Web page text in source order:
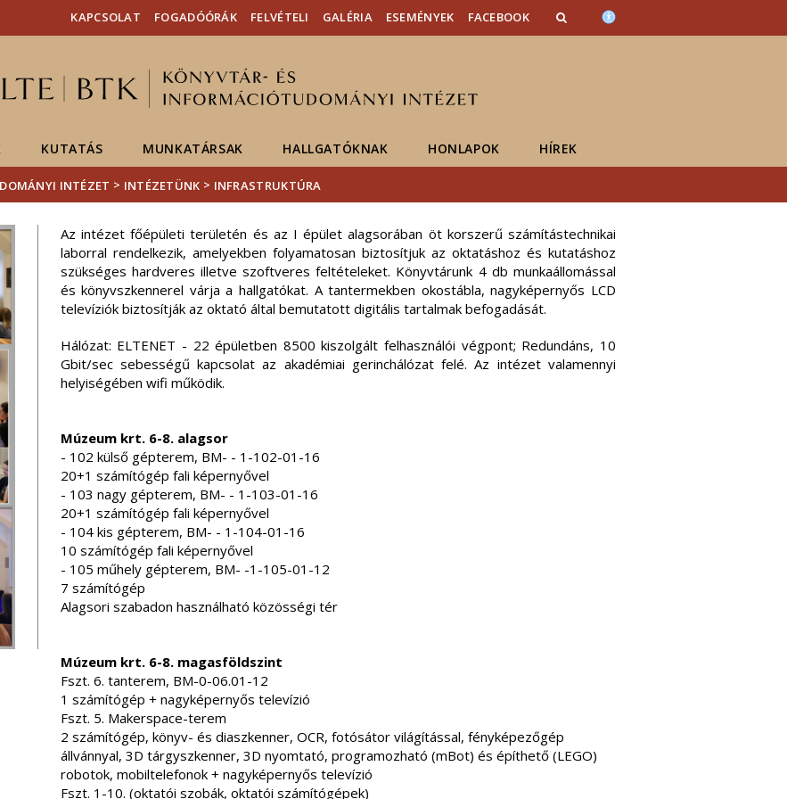
Hírek
Események
ELTE a
KAPCSOLAT FOGADÓÓRÁK FELVÉTELI GALÉRIA ESEMÉNYEK FACEBOOK
KUTATÁS MUNKATÁRSAK HALLGATÓKNAK HONLAPOK HÍREK
INTÉZET > INTÉZETÜNK > INFRASTRUKTÚRA
Az intézet főépületi területén és az I épület alagsorában öt korszerű számítástechnikai
laborral rendelkezik, amelyekben folyamatosan biztosítjuk az oktatáshoz és kutatáshoz
szükséges hardveres illetve szoftveres feltételeket. Könyvtárunk 4 db munkaállomással
és könyvszkennerel várja a hallgatókat. A tantermekben okostábla, nagyképernyős LCD
televíziók biztosítják az oktató által bemutatott digitális tartalmak befogadását.
Hálózat: ELTENET - 22 épületben 8500 kiszolgált felhasználói végpont; Redundáns, 10
Gbit/sec sebességű kapcsolat az akadémiai gerinchálózat felé. Az intézet valamennyi
helyiségében wifi működik.
Múzeum krt. 6-8. alagsor
- 102 külső gépterem, BM- - 1-102-01-16
20+1 számítógép fali képernyővel
- 103 nagy gépterem, BM- - 1-103-01-16
20+1 számítógép fali képernyővel
- 104 kis gépterem, BM- - 1-104-01-16
10 számítógép fali képernyővel
- 105 műhely gépterem, BM- -1-105-01-12
7 számítógép
Alagsori szabadon használható közösségi tér
Múzeum krt. 6-8. magasföldszint
Fszt. 6. tanterem, BM-0-06.01-12
1 számítógép + nagyképernyős televízió
Fszt. 5. Makerspace-terem
2 számítógép, könyv- és diaszkenner, OCR, fotósátor világítással, fényképezőgép
állvánnyal, 3D tárgyszkenner, 3D nyomtató, programozható (mBot) és építhető (LEGO)
robotok, mobiltelefonok + nagyképernyős televízió
Fszt. 1-10. (oktatói szobák, oktatói számítógépek)